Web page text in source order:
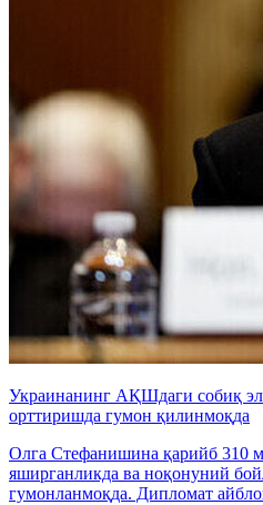
Украинанинг АҚШдаги собиқ
орттиришда гумон қилинмоқда
Олга Стефанишина қарийб 310
яширганликда ва ноқонуний
гумонланмоқда. Дипломат